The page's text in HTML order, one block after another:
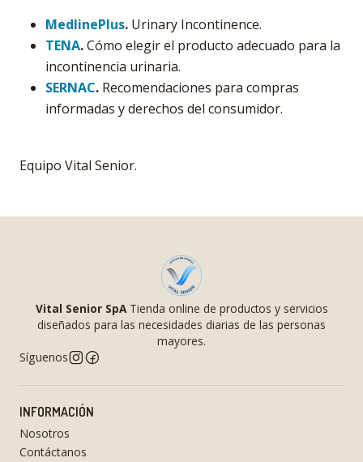
MedlinePlus. Urinary Incontinence.
TENA.Cómo elegir el producto adecuado para la
incontinencia urinaria.
SERNAC. Recomendaciones para compras
informadas y derechos del consumidor.
Equipo Vital Senior.
Vital Senior SpATienda online de productos y servicios
diseñados para las necesidades diarias de las personas
mayores.
Síguenos
INFORMACIÓN
Nosotros
Contáctanos